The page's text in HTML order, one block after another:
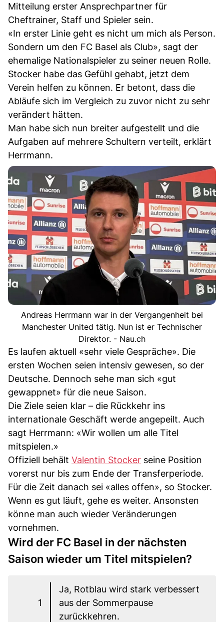
Mitteilung erster Ansprechpartner für
Cheftrainer, Staff und Spieler sein.
«In erster Linie geht es nicht um mich als Person.
Sondern um den FC Basel als Club», sagt der
ehemalige Nationalspieler zu seiner neuen Rolle.
Stocker habe das Gefühl gehabt, jetzt dem
Verein helfen zu können. Er betont, dass die
Abläufe sich im Vergleich zu zuvor nicht zu sehr
verändert hätten.
Man habe sich nun breiter aufgestellt und die
Aufgaben auf mehrere Schultern verteilt, erklärt
Herrmann.
Andreas Herrmann war in der Vergangenheit bei
Manchester United tätig. Nun ist er Technischer
Direktor. - Nau.ch
Es laufen aktuell «sehr viele Gespräche». Die
ersten Wochen seien intensiv gewesen, so der
Deutsche. Dennoch sehe man sich «gut
gewappnet» für die neue Saison.
Die Ziele seien klar – die Rückkehr ins
internationale Geschäft werde angepeilt. Auch
sagt Herrmann: «Wir wollen um alle Titel
mitspielen.»
Offiziell behält Valentin Stocker seine Position
vorerst nur bis zum Ende der Transferperiode.
Für die Zeit danach sei «alles offen», so Stocker.
Wenn es gut läuft, gehe es weiter. Ansonsten
könne man auch wieder Veränderungen
vornehmen.
Wird der FC Basel in der nächsten
Saison wieder um Titel mitspielen?
1
Ja, Rotblau wird stark verbessert
aus der Sommerpause
zurückkehren.